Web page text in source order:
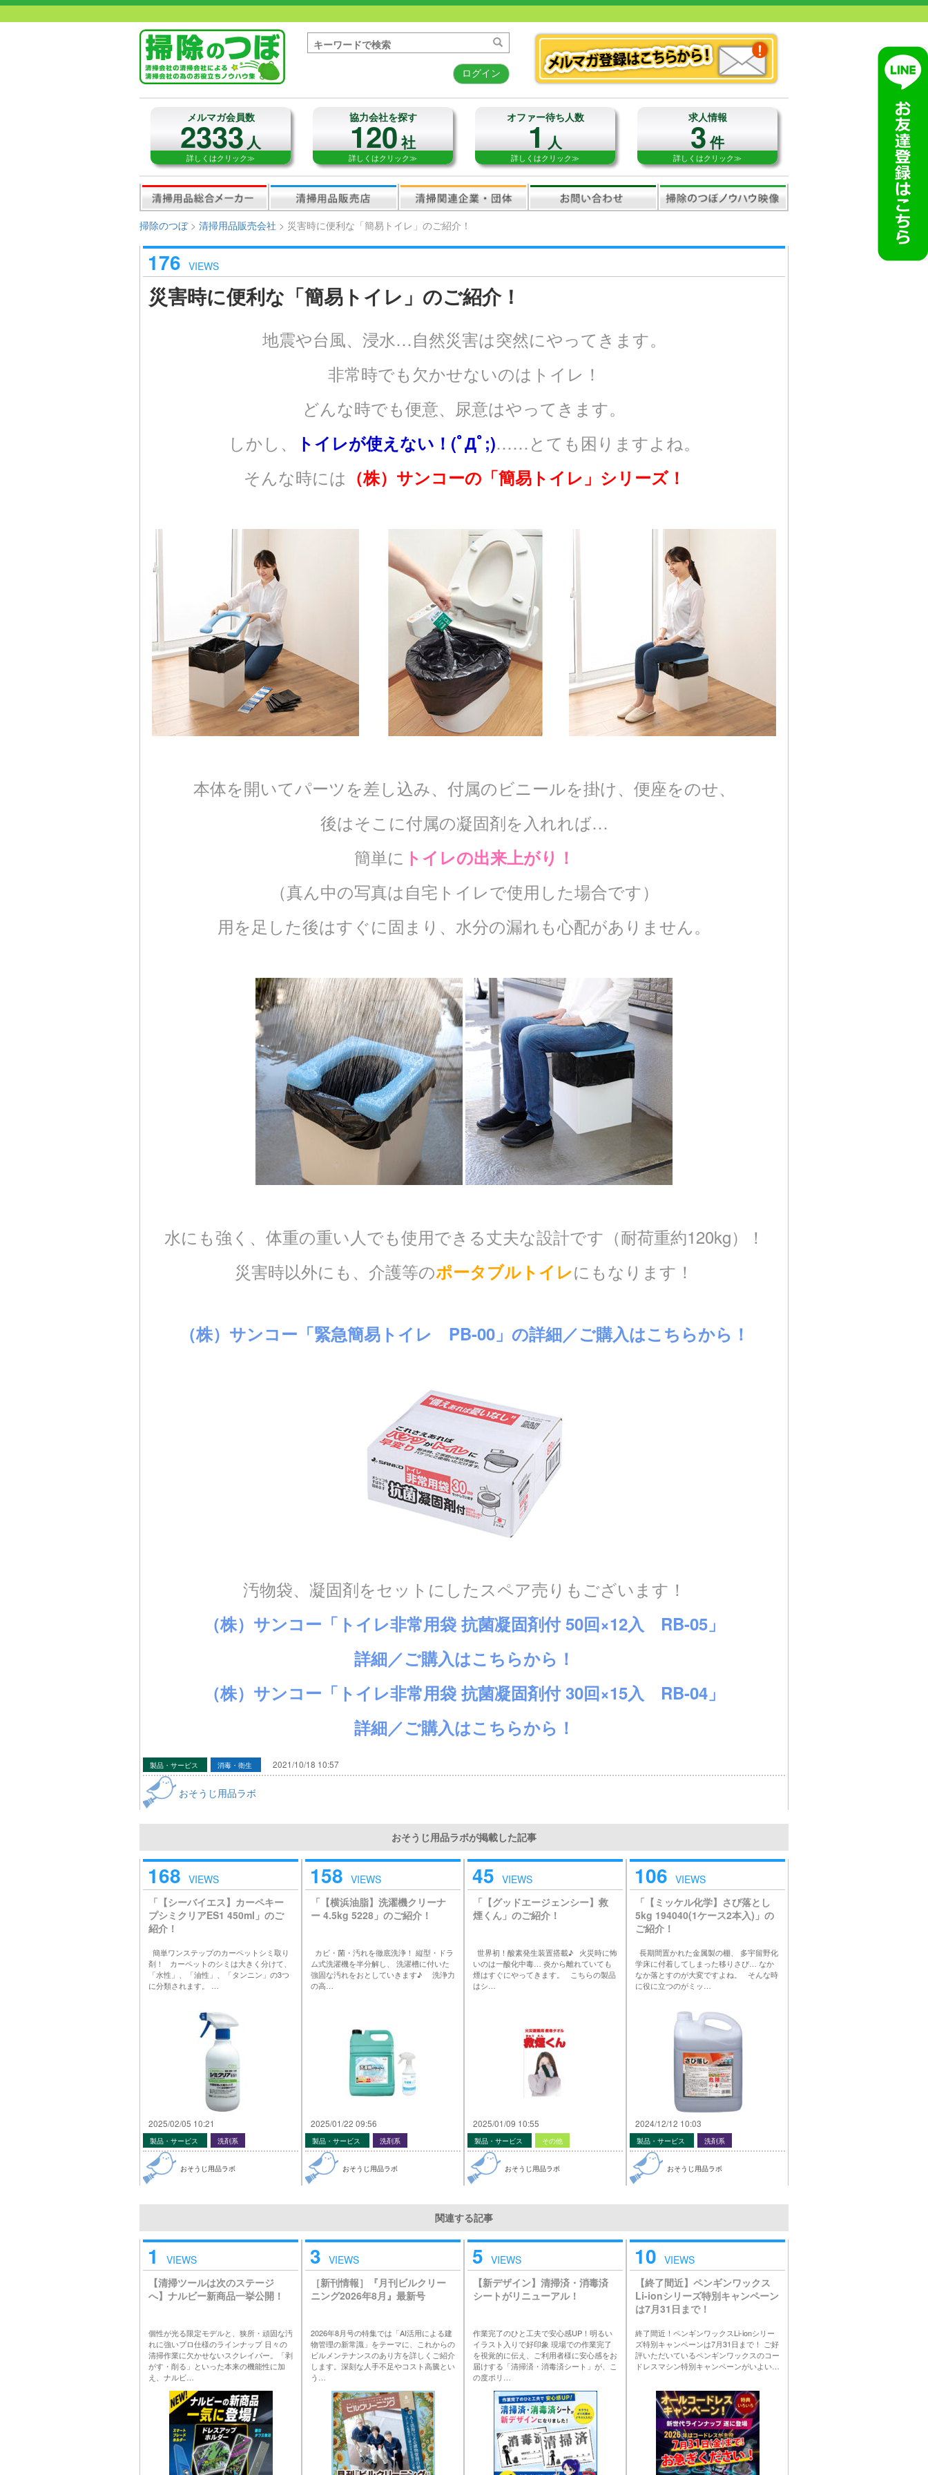
ログイン
メルマガ会員数
2333人
詳しくはクリック≫
協力会社を探す
120社
詳しくはクリック≫
オファー待ち人数
1人
詳しくはクリック≫
求人情報
3件
詳しくはクリック≫
掃除のつぼ> 清掃用品販売会社 > 災害時に便利な「簡易トイレ」のご紹介！
176 VIEWS
災害時に便利な「簡易トイレ」のご紹介！
地震や台風、浸水…自然災害は突然にやってきます。
非常時でも欠かせないのはトイレ！
どんな時でも便意、尿意はやってきます。
しかし、
トイレが使えない！(ﾟДﾟ;)……とても困りますよね。
そんな時には （株）サンコーの「簡易トイレ」シリーズ！
本体を開いてパーツを差し込み、付属のビニールを掛け、便座をのせ、
後はそこに付属の凝固剤を入れれば…
簡単に トイレの出来上がり！
（真ん中の写真は自宅トイレで使用した場合です）
用を足した後はすぐに固まり、水分の漏れも心配がありません。
水にも強く、体重の重い人でも使用できる丈夫な設計です（耐荷重約120kg）！
災害時以外にも、介護等のポータブルトイレにもなります！
（株）サンコー「緊急簡易トイレ PB-00」の詳細／ご購入はこちらから！
汚物袋、凝固剤をセットにしたスペア売りもございます！
（株）サンコー「トイレ非常用袋 抗菌凝固剤付 50回×12入 RB-05 」
詳細／ご購入はこちらから！
（株）サンコー「トイレ非常用袋 抗菌凝固剤付 30回×15入 RB-04」
詳細／ご購入はこちらから！
製品・サービス 消毒・衛生 2021/10/18 10:57
おそうじ用品ラボ
おそうじ用品ラボが掲載した記事
168 VIEWS
「【シーバイエス】カーペキー
プシミクリアES1 450ml」のご
紹介！
簡単ワンステップのカーペットシミ取り
剤！ カーペットのシミは大きく分けて、
「水性」、「油性」、「タンニン」の3つ
に分類されます。 …
2025/02/05 10:21
製品・サービス 洗剤系
おそうじ用品ラボ
158 VIEWS
「【横浜油脂】洗濯機クリーナ
ー 4.5kg 5228」のご紹介！
カビ・菌・汚れを徹底洗浄！ 縦型・ドラ
ム式洗濯機を半分解し、 洗濯槽に付いた
強固な汚れをおとしていきます♪ 洗浄力
の高…
2025/01/22 09:56
製品・サービス 洗剤系
おそうじ用品ラボ
45 VIEWS
「【グッドエージェンシー】救
煙くん」のご紹介！
世界初！酸素発生装置搭載♪ 火災時に怖
いのは一酸化中毒… 炎から離れていても
煙はすぐにやってきます。 こちらの製品
はシ…
2025/01/09 10:55
製品・サービス その他
おそうじ用品ラボ
106 VIEWS
「【ミッケル化学】さび落とし
5kg 194040(1ケース2本入)」の
ご紹介！
長期間置かれた金属製の棚、 多宇留野化
学床に付着してしまった移りさび… なか
なか落とすのが大変ですよね。 そんな時
に役に立つのがミッ…
2024/12/12 10:03
製品・サービス 洗剤系
おそうじ用品ラボ
関連する記事
1
VIEWS
【清掃ツールは次のステージ
へ】ナルビー新商品一挙公開！
個性が光る限定モデルと、狭所・頑固な汚
れに強いプロ仕様のラインナップ 日々の
清掃作業に欠かせないスクレイパー。「剥
がす・削る」といった本来の機能性に加
え、ナルビ…
3 VIEWS
［新刊情報］『月刊ビルクリー
ニング2026年8月』最新号
2026年8月号の特集では「AI活用による建
物管理の新常識」をテーマに、これからの
ビルメンテナンスのあり方を詳しくご紹介
します。深刻な人手不足やコスト高騰とい
う…
5 VIEWS
【新デザイン】清掃済・消毒済
シートがリニューアル！
作業完了のひと工夫で安心感UP！明るい
イラスト入りで好印象 現場での作業完了
を視覚的に伝え、ご利用者様に安心感をお
届けする「清掃済・消毒済シート」が、こ
の度ポリ…
10 VIEWS
【終了間近】ペンギンワックス
Li-ionシリーズ特別キャンペーン
は7月31日まで！
終了間近！ペンギンワックスLi-ionシリー
ズ特別キャンペーンは7月31日まで！ ご好
評いただいているペンギンワックスのコー
ドレスマシン特別キャンペーンがいよい…